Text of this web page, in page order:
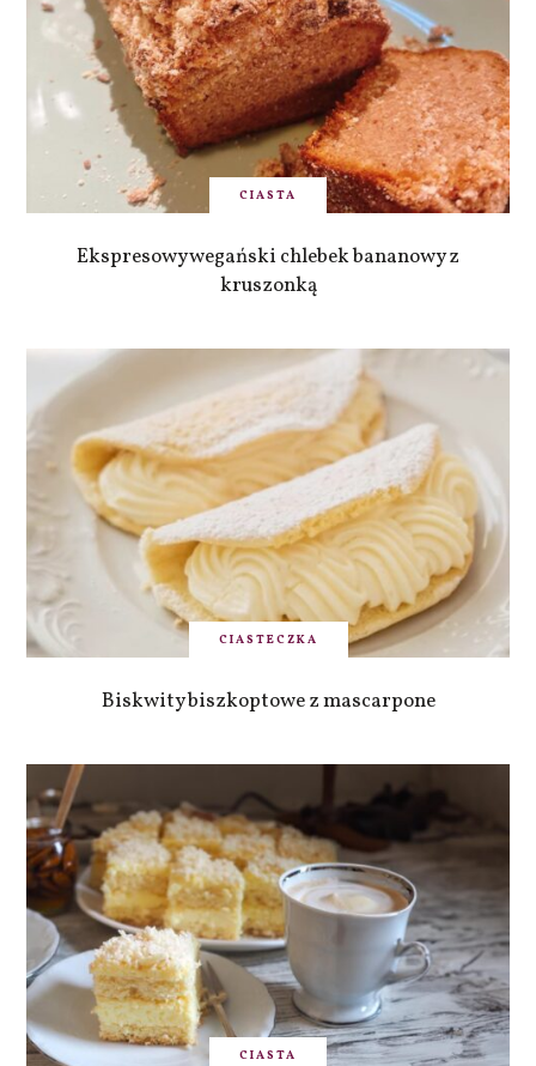
CIASTA
Ekspresowy wegański chlebek bananowy z
kruszonką
CIASTECZKA
Biskwity biszkoptowe z mascarpone
CIASTA